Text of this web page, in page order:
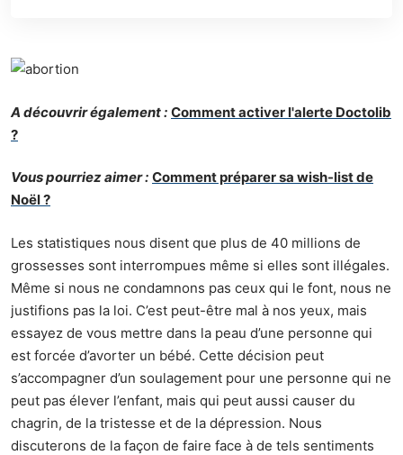
A découvrir également : Comment activer l'alerte Doctolib
?
Vous pourriez aimer : Comment préparer sa wish-list de
Noël ?
Les statistiques nous disent que plus de 40 millions de
grossesses sont interrompues même si elles sont illégales.
Même si nous ne condamnons pas ceux qui le font, nous ne
justifions pas la loi. C’est peut-être mal à nos yeux, mais
essayez de vous mettre dans la peau d’une personne qui
est forcée d’avorter un bébé. Cette décision peut
s’accompagner d’un soulagement pour une personne qui ne
peut pas élever l’enfant, mais qui peut aussi causer du
chagrin, de la tristesse et de la dépression. Nous
discuterons de la façon de faire face à de tels sentiments